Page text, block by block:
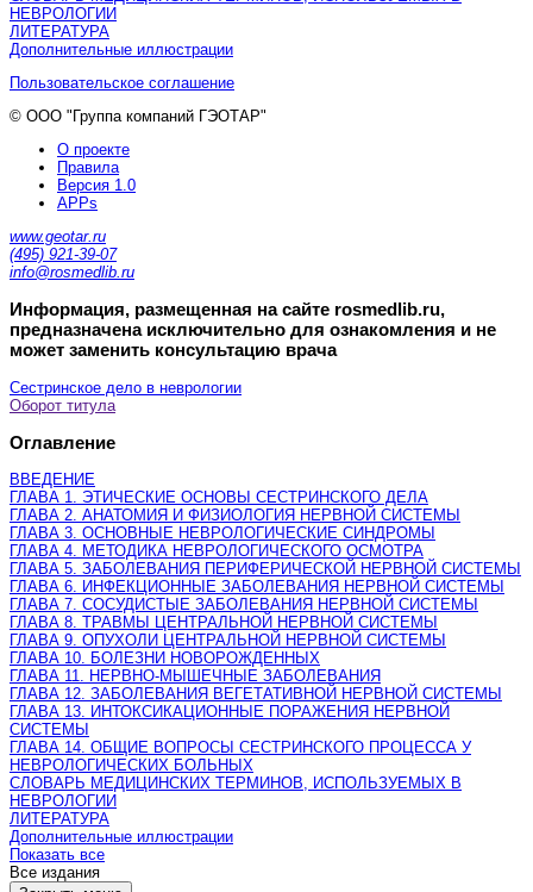
НЕВРОЛОГИИ
ЛИТЕРАТУРА
Дополнительные иллюстрации
Пользовательское соглашение
© ООО "Группа компаний ГЭОТАР"
О проекте
Правила
Версия 1.0
APPs
www.geotar.ru
(495) 921-39-07
info@rosmedlib.ru
Информация, размещенная на сайте rosmedlib.ru,
предназначена исключительно для ознакомления и не
может заменить консультацию врача
Сестринское дело в неврологии
Оборот титула
Оглавление
ВВЕДЕНИЕ
ГЛАВА 1. ЭТИЧЕСКИЕ ОСНОВЫ СЕСТРИНСКОГО ДЕЛА
ГЛАВА 2. АНАТОМИЯ И ФИЗИОЛОГИЯ НЕРВНОЙ СИСТЕМЫ
ГЛАВА 3. ОСНОВНЫЕ НЕВРОЛОГИЧЕСКИЕ СИНДРОМЫ
ГЛАВА 4. МЕТОДИКА НЕВРОЛОГИЧЕСКОГО ОСМОТРА
ГЛАВА 5. ЗАБОЛЕВАНИЯ ПЕРИФЕРИЧЕСКОЙ НЕРВНОЙ СИСТЕМЫ
ГЛАВА 6. ИНФЕКЦИОННЫЕ ЗАБОЛЕВАНИЯ НЕРВНОЙ СИСТЕМЫ
ГЛАВА 7. СОСУДИСТЫЕ ЗАБОЛЕВАНИЯ НЕРВНОЙ СИСТЕМЫ
ГЛАВА 8. ТРАВМЫ ЦЕНТРАЛЬНОЙ НЕРВНОЙ СИСТЕМЫ
ГЛАВА 9. ОПУХОЛИ ЦЕНТРАЛЬНОЙ НЕРВНОЙ СИСТЕМЫ
ГЛАВА 10. БОЛЕЗНИ НОВОРОЖДЕННЫХ
ГЛАВА 11. НЕРВНО-МЫШЕЧНЫЕ ЗАБОЛЕВАНИЯ
ГЛАВА 12. ЗАБОЛЕВАНИЯ ВЕГЕТАТИВНОЙ НЕРВНОЙ СИСТЕМЫ
ГЛАВА 13. ИНТОКСИКАЦИОННЫЕ ПОРАЖЕНИЯ НЕРВНОЙ
СИСТЕМЫ
ГЛАВА 14. ОБЩИЕ ВОПРОСЫ СЕСТРИНСКОГО ПРОЦЕССА У
НЕВРОЛОГИЧЕСКИХ БОЛЬНЫХ
СЛОВАРЬ МЕДИЦИНСКИХ ТЕРМИНОВ, ИСПОЛЬЗУЕМЫХ В
НЕВРОЛОГИИ
ЛИТЕРАТУРА
Дополнительные иллюстрации
Показать все
Все издания